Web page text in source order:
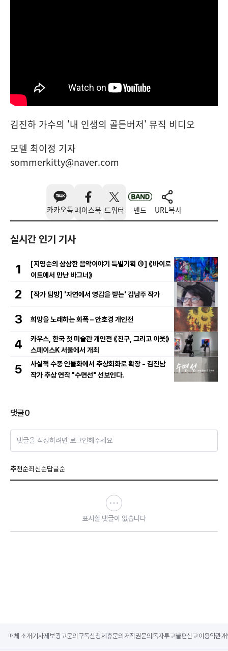
김진하 가수의 '내 인생의 골든버저' 뮤직 비디오
모델 최이정 기자
sommerkitty@naver.com
카카오톡 페이스북 트위터 밴드 URL복사
실시간 인기 기사
1
[지영순의 삼삼한 음악이야기 특별기획 ④] 《바이로
이트에서 만난 바그너》
2 [작가 탐방] '자연에서 영감을 받는' 김남주 작가
3 희망을 노래하는 화폭 – 안호경 개인전
4
카우스, 한국 첫 미술관 개인전 《친구, 그리고 이웃》
스페이스K 서울에서 개최
5
사실적 수중 인물화에서 추상회화로 확장 - 김진남
작가 추상 연작 "수면선" 선보인다.
댓글0
댓글을 작성하려면 로그인해주세요
추천순최신순답글순
표시할 댓글이 없습니다
매체 소개 기사제보광고문의 구독신청제휴문의 저작권문의 독자투고불편신고이용약관